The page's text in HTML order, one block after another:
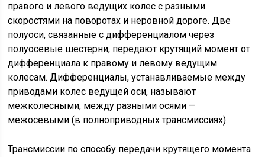
правого и левого ведущих колес с разными
скоростями на поворотах и неровной дороге. Две
полуоси, связанные с дифференциалом через
полуосевые шестерни, передают крутящий момент от
дифференциала к правому и левому ведущим
колесам. Дифференциалы, устанавливаемые между
приводами колес ведущей оси, называют
межколесными, между разными осями —
межосевыми (в полноприводных трансмиссиях).
Трансмиссии по способу передачи крутящего момента